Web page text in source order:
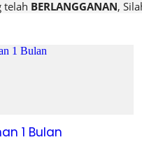
telah BERLANGGANAN,
1 Bulan